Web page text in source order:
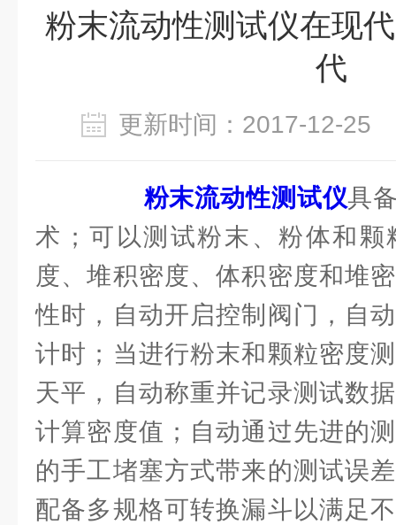
粉末流动性测试仪在现
代
更新时间：2017-12-
粉末流动性测试仪具
术；可以测试粉末、粉体和
度、堆积密度、体积密度和堆
性时，自动开启控制阀门，自
计时；当进行粉末和颗粒密度
天平，自动称重并记录测试数
计算密度值；自动通过先进的
的手工堵塞方式带来的测试误
配备多规格可转换漏斗以满足